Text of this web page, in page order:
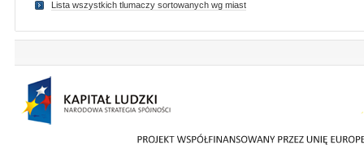
Lista wszystkich tlumaczy sortowanych wg miast